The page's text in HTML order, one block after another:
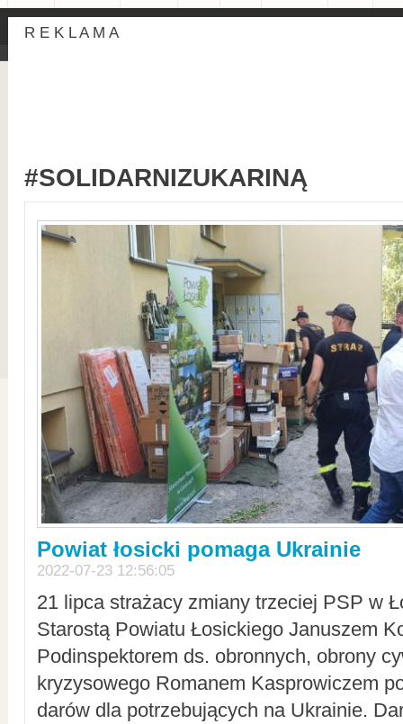
R E K L A M A
#SOLIDARNIZUKARINĄ
Powiat łosicki pomaga Ukrainie
2022-07-23 12:56:05
21 lipca strażacy zmiany trzeciej PSP w
Starostą Powiatu Łosickiego Januszem
Podinspektorem ds. obronnych, obrony
kryzysowego Romanem Kasprowiczem
darów dla potrzebujących na Ukrainie.